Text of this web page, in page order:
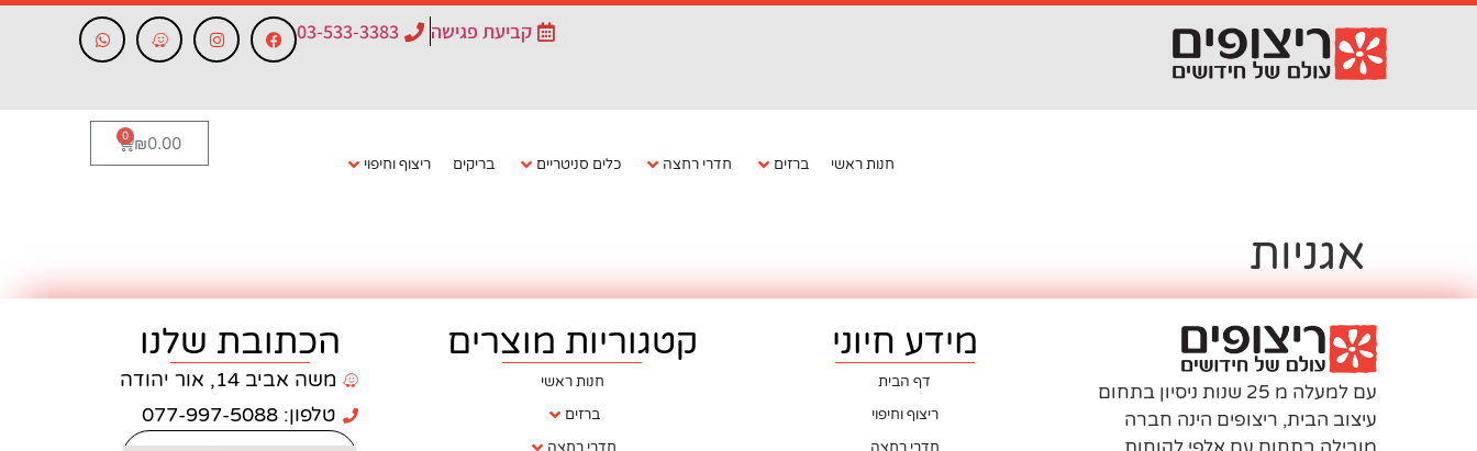
קביעת פגישה 03-533-3383
חנות ראשי ברזים חדרי רחצה כלים סניטריים בריקים ריצוף וחיפוי
₪0.00
0
אגניות
עם למעלה מ 25 שנות ניסיון בתחום
עיצוב הבית, ריצופים הינה חברה
מידע חיוני
דף הבית
ריצוף וחיפוי
קטגוריות מוצרים
חנות ראשי
ברזים
הכתובת שלנו
משה אביב 14, אור יהודה
טלפון: 077-997-5088